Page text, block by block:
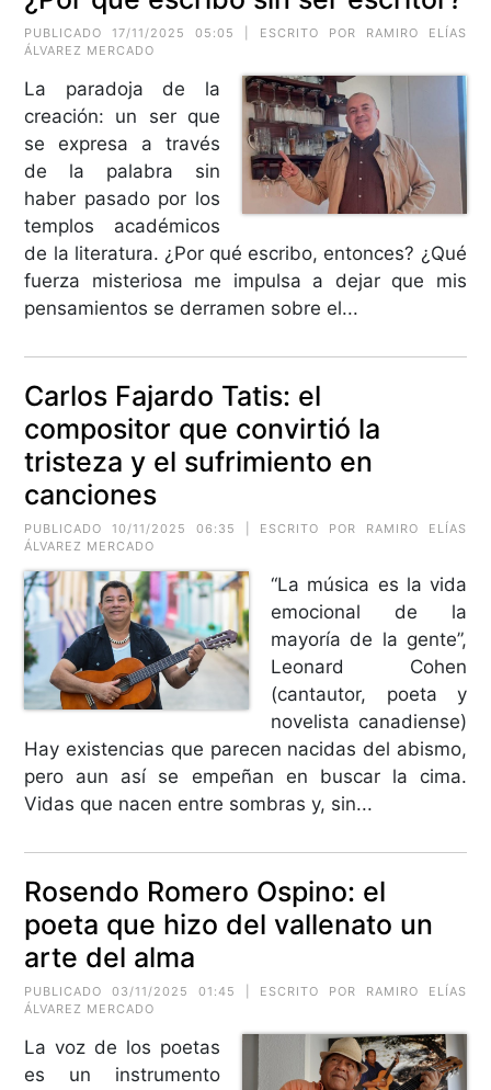
PUBLICADO 17/11/2025 05:05 | ESCRITO POR RAMIRO ELÍAS
ÁLVAREZ MERCADO
La paradoja de la
creación: un ser que
se expresa a través
de la palabra sin
haber pasado por los
templos académicos
de la literatura. ¿Por qué escribo, entonces? ¿Qué
fuerza misteriosa me impulsa a dejar que mis
pensamientos se derramen sobre el...
Carlos Fajardo Tatis: el
compositor que convirtió la
tristeza y el sufrimiento en
canciones
PUBLICADO 10/11/2025 06:35 | ESCRITO POR RAMIRO ELÍAS
ÁLVAREZ MERCADO
“La música es la vida
emocional de la
mayoría de la gente”,
Leonard Cohen
(cantautor, poeta y
novelista canadiense)
Hay existencias que parecen nacidas del abismo,
pero aun así se empeñan en buscar la cima.
Vidas que nacen entre sombras y, sin...
Rosendo Romero Ospino: el
poeta que hizo del vallenato un
arte del alma
PUBLICADO 03/11/2025 01:45 | ESCRITO POR RAMIRO ELÍAS
ÁLVAREZ MERCADO
La voz de los poetas
es un instrumento